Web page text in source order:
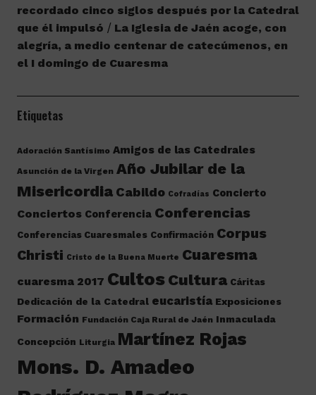
recordado cinco siglos después por la Catedral
que él impulsó
La Iglesia de Jaén acoge, con
alegría, a medio centenar de catecúmenos, en
el I domingo de Cuaresma
Etiquetas
Adoración Santísimo Amigos de las Catedrales
Asunción de la Virgen Año Jubilar de la
Misericordia Cabildo Cofradías Concierto
Conciertos Conferencia Conferencias
Conferencias Cuaresmales Confirmación Corpus
Christi Cristo de la Buena Muerte Cuaresma
cuaresma 2017 Cultos Cultura Cáritas
Dedicación de la Catedral eucaristía Exposiciones
Formación Fundación Caja Rural de Jaén Inmaculada
Concepción Liturgia Martínez Rojas
Mons. D. Amadeo